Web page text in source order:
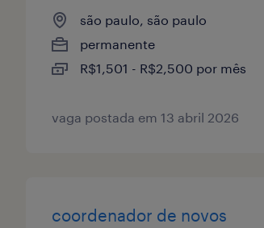
são paulo, são paulo
permanente
R$1,501 - R$2,500 por mês
vaga postada em 13 abril 2026
coordenador de novos